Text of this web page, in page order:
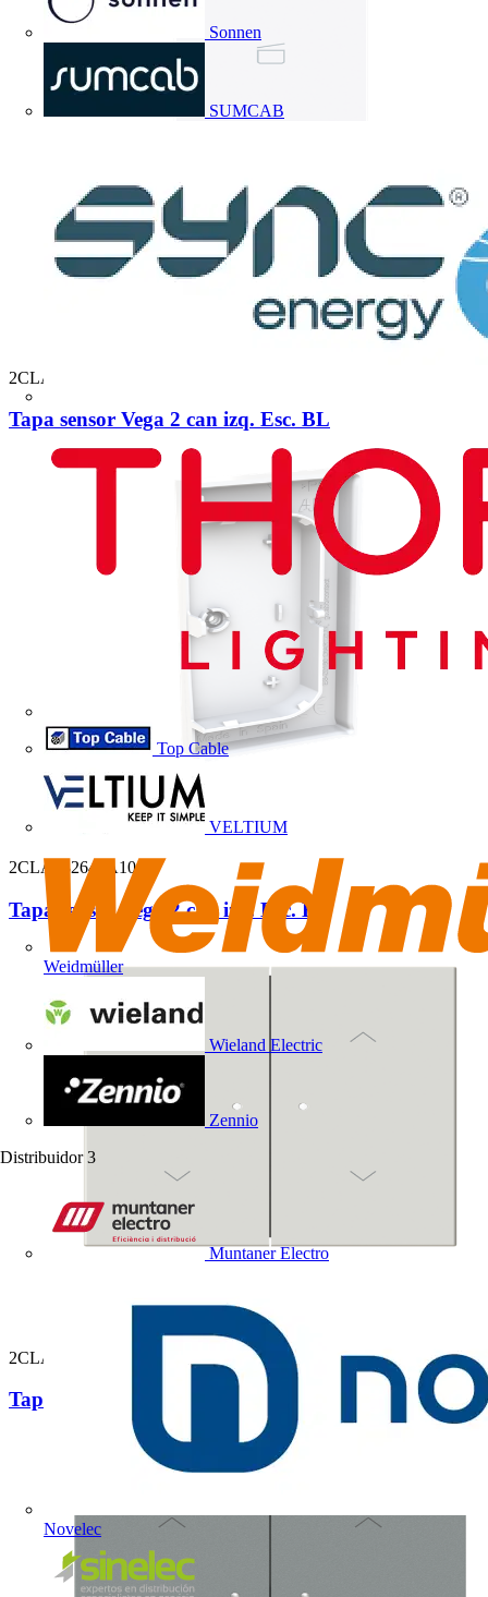
Sonnen
SUMCAB
Top Cable
VELTIUM
Weidmüller
Wieland Electric
Zennio
Distribuidor 3
Muntaner Electro
Novelec
2CLA882644A1101
Tapa sensor Vega 2 can izq. Esc. BL
2CLA882644A1001
Tapa sensor Vega 2 can izq. Esc. BT
2CLA882643A6201
Tapa sensor Vega 2 canal Pers. DN